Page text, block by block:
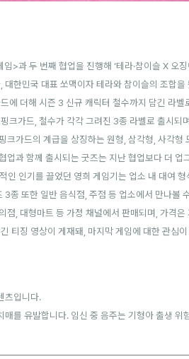
>과 두 번째 협업을 진행해 ‘테라·참이슬 X 오
한민국 대표 쏘맥이자 테라와 참이슬의 조합을
드에 더해 시즌 3 신규 캐릭터 철수까지 담긴 라
크가드, 철수가 각각 그려진 3종 라벨로 출시
크가드의 계급을 상징하는 원형, 삼각형, 사각
업과 함께 출시되는 굿즈는 지난 협업보다 더 업
인 인기를 끌었던 영희 게임기는 업소 내 대여
3종 또한 일반 음식점, 주점 등 업소에서 만나볼
점, 대형마트 등 가정 채널에서 판매되며, 가격
티징 영상이 게재돼, 마지막 게임에 대한 관심
츠입니다.
를 유발합니다. 임신 중 음주는 기형아 출생 위